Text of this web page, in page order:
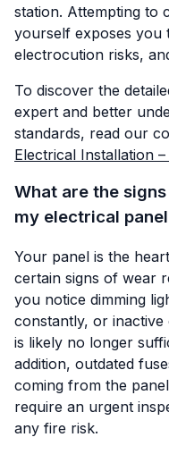
station. Attempting to
yourself exposes you
electrocution risks,
To discover the
expert and better
standards, read our
Electrical Installation
What are the
my electrical
Your panel is the
certain signs of wear
you notice dimming
constantly, or inactive
is likely no longer
addition, outdated
coming from the
require an urgent
any fire risk.